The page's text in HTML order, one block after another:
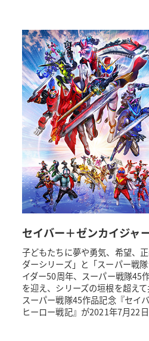
セイバー＋ゼンカイジャ
子どもたちに夢や勇気、希望、
ダーシリーズ」と「スーパー戦
イダー50周年、スーパー戦隊45
を迎え、シリーズの垣根を超え
スーパー戦隊45作品記念『セイ
ヒーロー戦記』が2021年7月22